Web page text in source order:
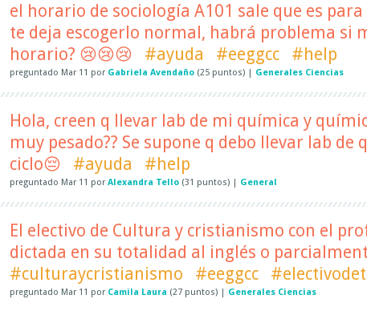
el horario de sociología A101 sale que es
te deja escogerlo normal, habrá problema si
horario? 😢😢😢
#ayuda #eeggcc #help
preguntado Mar 11 por Gabriela Avendaño (25 puntos) Generales Ciencias
Hola, creen q llevar lab de mi química y
muy pesado?? Se supone q debo llevar lab de
ciclo😔
#ayuda #help
preguntado Mar 11 por Alexandra Tello (31 puntos) General
El electivo de Cultura y cristianismo con el
dictada en su totalidad al inglés o
#culturaycristianismo
#eeggcc
preguntado Mar 11 por Camila Laura (27 puntos) Generales Ciencias